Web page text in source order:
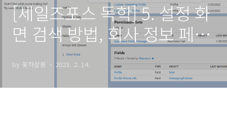
[세일즈포스 독학] 5. 설정 화
면 검색 방법, 회사 정보 페이
지, 회계년도 변경 외
by 꽃차살롱 2023. 2. 14.